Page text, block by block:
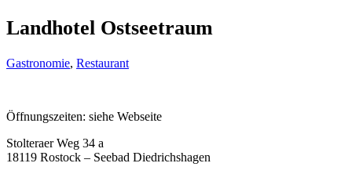
Landhotel Ostseetraum
Gastronomie, Restaurant
Öffnungszeiten: siehe Webseite
Stolteraer Weg 34 a
18119 Rostock – Seebad Diedrichshagen